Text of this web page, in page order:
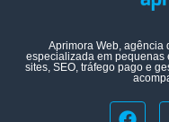
Aprimora Web, agência
especializada em pequenas
sites, SEO, tráfego pago e